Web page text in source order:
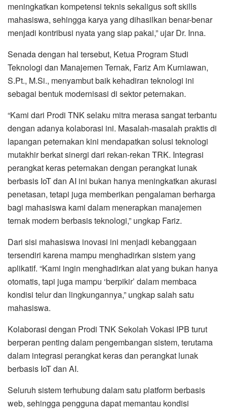
meningkatkan kompetensi teknis sekaligus soft skills
mahasiswa, sehingga karya yang dihasilkan benar-benar
menjadi kontribusi nyata yang siap pakai,” ujar Dr. Inna.
Senada dengan hal tersebut, Ketua Program Studi
Teknologi dan Manajemen Ternak, Fariz Am Kurniawan,
S.Pt., M.Si., menyambut baik kehadiran teknologi ini
sebagai bentuk modernisasi di sektor peternakan.
“Kami dari Prodi TNK selaku mitra merasa sangat terbantu
dengan adanya kolaborasi ini. Masalah-masalah praktis di
lapangan peternakan kini mendapatkan solusi teknologi
mutakhir berkat sinergi dari rekan-rekan TRK. Integrasi
perangkat keras peternakan dengan perangkat lunak
berbasis IoT dan AI ini bukan hanya meningkatkan akurasi
penetasan, tetapi juga memberikan pengalaman berharga
bagi mahasiswa kami dalam menerapkan manajemen
ternak modern berbasis teknologi,” ungkap Fariz.
Dari sisi mahasiswa inovasi ini menjadi kebanggaan
tersendiri karena mampu menghadirkan sistem yang
aplikatif. “Kami ingin menghadirkan alat yang bukan hanya
otomatis, tapi juga mampu ‘berpikir’ dalam membaca
kondisi telur dan lingkungannya,” ungkap salah satu
mahasiswa.
Kolaborasi dengan Prodi TNK Sekolah Vokasi IPB turut
berperan penting dalam pengembangan sistem, terutama
dalam integrasi perangkat keras dan perangkat lunak
berbasis IoT dan AI.
Seluruh sistem terhubung dalam satu platform berbasis
web, sehingga pengguna dapat memantau kondisi